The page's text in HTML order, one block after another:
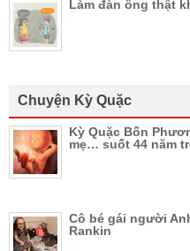
Làm đàn ông thật
Chuyện Kỳ Quặc
Kỳ Quặc Bốn
mẹ… suốt 44 năm
Cô bé gái người
Rankin